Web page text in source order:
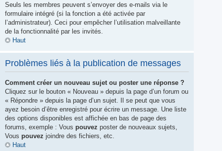
Seuls les membres peuvent s’envoyer des e-mails via le
formulaire intégré (si la fonction a été activée par
l’administrateur). Ceci pour empêcher l’utilisation malveillante
de la fonctionnalité par les invités.
Haut
Problèmes liés à la publication de messages
Comment créer un nouveau sujet ou poster une réponse ?
Cliquez sur le bouton « Nouveau » depuis la page d’un forum ou
« Répondre » depuis la page d’un sujet. Il se peut que vous
ayez besoin d’être enregistré pour écrire un message. Une liste
des options disponibles est affichée en bas de page des
forums, exemple : Vous pouvez poster de nouveaux sujets,
Vous pouvez joindre des fichiers, etc.
Haut